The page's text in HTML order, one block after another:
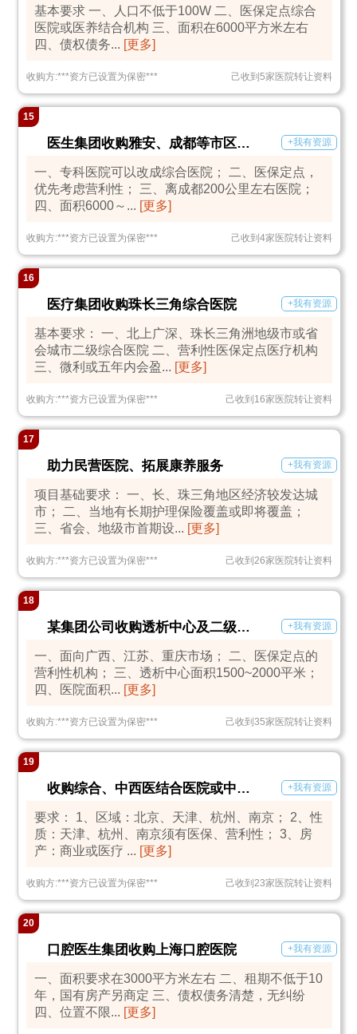
基本要求 一、人口不低于100W 二、医保定点综合
医院或医养结合机构 三、面积在6000平方米左右
四、债权债务... [更多]
收购方:***资方已设置为保密*** 己收到5家医院转让资料
15
医生集团收购雅安、成都等市区综合医院 +我有资源
一、专科医院可以改成综合医院； 二、医保定点，
优先考虑营利性； 三、离成都200公里左右医院；
四、面积6000～... [更多]
收购方:***资方已设置为保密*** 己收到4家医院转让资料
16
医疗集团收购珠长三角综合医院 +我有资源
基本要求： 一、北上广深、珠长三角洲地级市或省
会城市二级综合医院 二、营利性医保定点医疗机构
三、微利或五年内会盈... [更多]
收购方:***资方已设置为保密*** 己收到16家医院转让资料
17
助力民营医院、拓展康养服务 +我有资源
项目基础要求： 一、长、珠三角地区经济较发达城
市； 二、当地有长期护理保险覆盖或即将覆盖；
三、省会、地级市首期设... [更多]
收购方:***资方已设置为保密*** 己收到26家医院转让资料
18
某集团公司收购透析中心及二级综合医院 +我有资源
一、面向广西、江苏、重庆市场； 二、医保定点的
营利性机构； 三、透析中心面积1500~2000平米；
四、医院面积... [更多]
收购方:***资方已设置为保密*** 己收到35家医院转让资料
19
收购综合、中西医结合医院或中医门诊部 +我有资源
要求： 1、区域：北京、天津、杭州、南京； 2、性
质：天津、杭州、南京须有医保、营利性； 3、房
产：商业或医疗 ... [更多]
收购方:***资方已设置为保密*** 己收到23家医院转让资料
20
口腔医生集团收购上海口腔医院 +我有资源
一、面积要求在3000平方米左右 二、租期不低于10
年，国有房产另商定 三、债权债务清楚，无纠纷
四、位置不限... [更多]